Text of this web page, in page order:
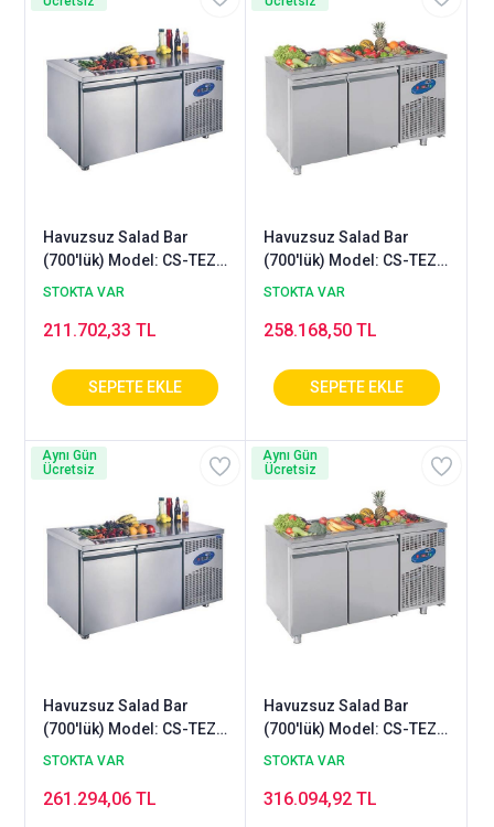
Havuzsuz Salad Bar
(700'lük) Model: CS-TEZ2
700 - SH
STOKTA VAR
211.702,33 TL
Havuzsuz Salad Bar
(700'lük) Model: CS-TEZ2
700 - SHS
STOKTA VAR
258.168,50 TL
Havuzsuz Salad Bar
(700'lük) Model: CS-TEZ3
700 - SH
STOKTA VAR
261.294,06 TL
Aynı Gün
Ücretsiz
Havuzsuz Salad Bar
(700'lük) Model: CS-TEZ3
700 - SHS
STOKTA VAR
316.094,92 TL
Aynı Gün
Ücretsiz